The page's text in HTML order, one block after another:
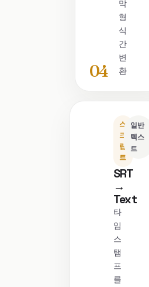
04
막
형
식
간
변
환
스
크
립
트
SRT
→
Text
타
임
스
탬
프
를
일반
텍스
트